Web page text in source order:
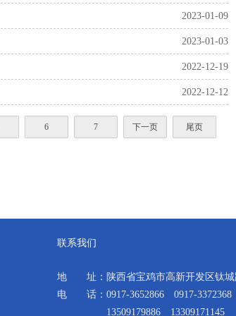
2023-01-09
2023-01-03
2022-12-19
2022-12-12
6 7 下一页 尾页
联系我们
地 址：陕西省宝鸡市高新开发区钛城
电 话：0917-3652866 0917-3372368
13509179886 13309171145